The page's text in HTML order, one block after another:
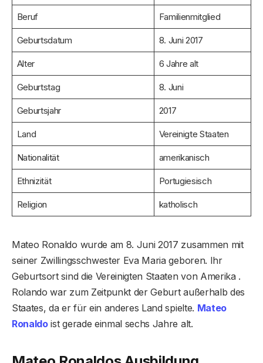
Beruf Familienmitglied
Geburtsdatum 8. Juni 2017
Alter 6 Jahre alt
Geburtstag 8. Juni
Geburtsjahr 2017
Land Vereinigte Staaten
Nationalität amerikanisch
Ethnizität Portugiesisch
Religion katholisch
Mateo Ronaldo wurde am 8. Juni 2017 zusammen mit
seiner Zwillingsschwester Eva Maria geboren. Ihr
Geburtsort sind die Vereinigten Staaten von Amerika .
Rolando war zum Zeitpunkt der Geburt außerhalb des
Staates, da er für ein anderes Land spielte. Mateo
Ronaldoist gerade einmal sechs Jahre alt.